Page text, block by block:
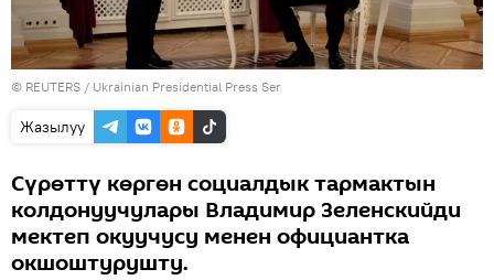
© REUTERS / Ukrainian Presidential Press Ser
Жазылуу
Сүрөттү көргөн социалдык тармактын
колдонуучулары Владимир Зеленскийди
мектеп окуучусу менен официантка
окшоштурушту.